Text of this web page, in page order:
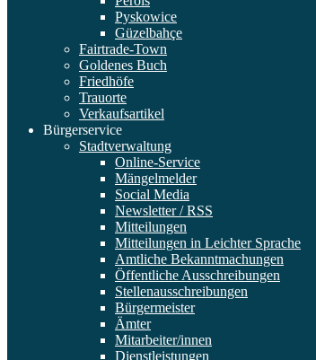
Pyskowice
Güzelbahçe
Fairtrade-Town
Goldenes Buch
Friedhöfe
Trauorte
Verkaufsartikel
Bürgerservice
Stadtverwaltung
Online-Service
Mängelmelder
Social Media
Newsletter / RSS
Mitteilungen
Mitteilungen in Leichter Sprache
Amtliche Bekanntmachungen
Öffentliche Ausschreibungen
Stellenausschreibungen
Bürgermeister
Ämter
Mitarbeiter/innen
Dienstleistungen